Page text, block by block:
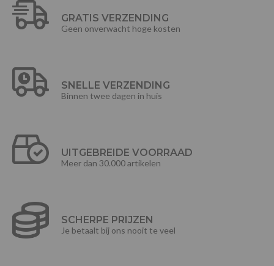
GRATIS VERZENDING
Geen onverwacht hoge kosten
SNELLE VERZENDING
Binnen twee dagen in huis
UITGEBREIDE VOORRAAD
Meer dan 30.000 artikelen
SCHERPE PRIJZEN
Je betaalt bij ons nooit te veel